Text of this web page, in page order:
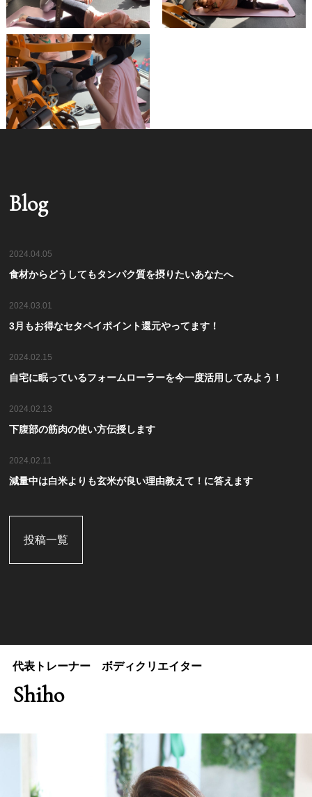
Blog
2024.04.05
食材からどうしてもタンパク質を摂りたいあなたへ
2024.03.01
3月もお得なセタペイポイント還元やってます！
2024.02.15
自宅に眠っているフォームローラーを今一度活用してみよう！
2024.02.13
下腹部の筋肉の使い方伝授します
2024.02.11
減量中は白米よりも玄米が良い理由教えて！に答えます
投稿一覧
代表トレーナー ボディクリエイター
Shiho